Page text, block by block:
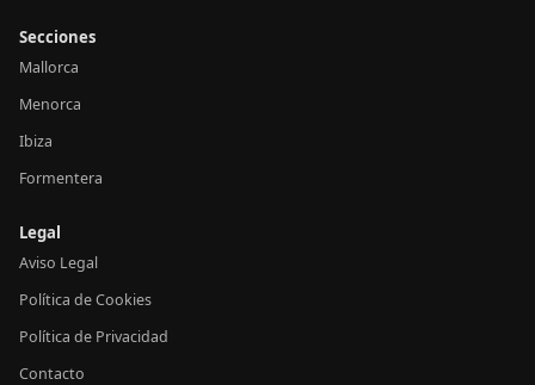
Secciones
Mallorca
Menorca
Ibiza
Formentera
Legal
Aviso Legal
Política de Cookies
Política de Privacidad
Contacto